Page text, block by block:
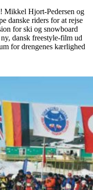
Mikkel Hjort-Pedersen og
danske riders for at rejse
for ski og snowboard
dansk freestyle-film ud
for drengenes kærlighed